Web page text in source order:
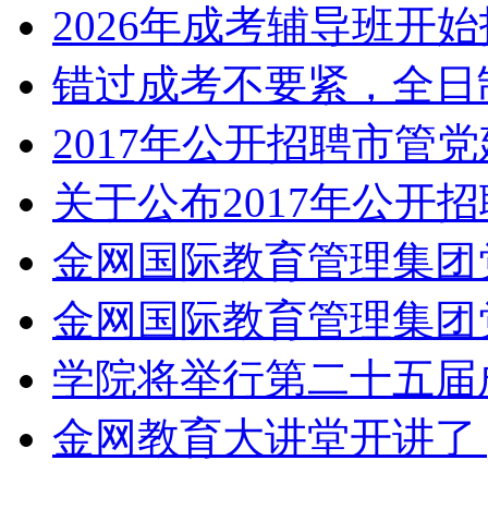
2026年成考辅导班开
错过成考不要紧，全
2017年公开招聘市管
关于公布2017年公开
金网国际教育管理集
金网国际教育管理集
学院将举行第二十五
金网教育大讲堂开讲